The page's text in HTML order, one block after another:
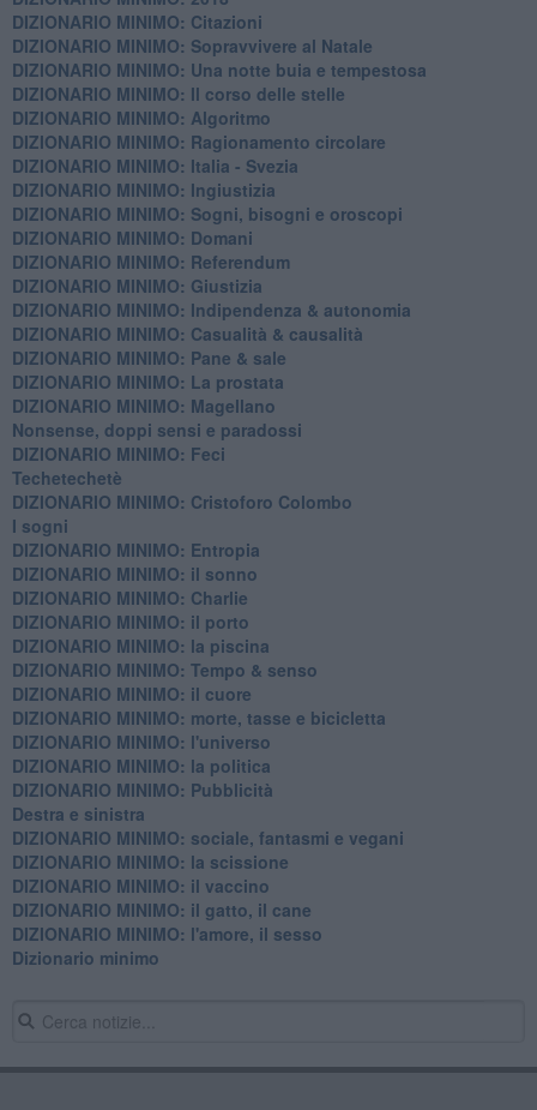
DIZIONARIO MINIMO: Citazioni
DIZIONARIO MINIMO: ​Sopravvivere al Natale
DIZIONARIO MINIMO: ​Una notte buia e tempestosa
DIZIONARIO MINIMO: Il corso delle stelle
DIZIONARIO MINIMO: Algoritmo
DIZIONARIO MINIMO: Ragionamento circolare
DIZIONARIO MINIMO: Italia - Svezia
DIZIONARIO MINIMO: ​Ingiustizia
DIZIONARIO MINIMO: ​Sogni, bisogni e oroscopi
DIZIONARIO MINIMO: Domani
DIZIONARIO MINIMO: Referendum
DIZIONARIO MINIMO: Giustizia
DIZIONARIO MINIMO: ​Indipendenza & autonomia
DIZIONARIO MINIMO: ​Casualità & causalità
​DIZIONARIO MINIMO: Pane & sale
DIZIONARIO MINIMO: La prostata
​DIZIONARIO MINIMO: Magellano
Nonsense, doppi sensi e paradossi
DIZIONARIO MINIMO: Feci
Techetechetè
DIZIONARIO MINIMO: Cristoforo Colombo
I sogni
DIZIONARIO MINIMO: Entropia
DIZIONARIO MINIMO: il sonno
DIZIONARIO MINIMO: Charlie
DIZIONARIO MINIMO: il porto
DIZIONARIO MINIMO: la piscina
DIZIONARIO MINIMO: Tempo & senso
DIZIONARIO MINIMO: il cuore
DIZIONARIO MINIMO: morte, tasse e bicicletta
DIZIONARIO MINIMO: l'universo
DIZIONARIO MINIMO: la politica
DIZIONARIO MINIMO: Pubblicità
Destra e sinistra
DIZIONARIO MINIMO: sociale, fantasmi e vegani
DIZIONARIO MINIMO: la scissione
DIZIONARIO MINIMO: il vaccino
DIZIONARIO MINIMO: il gatto, il cane
DIZIONARIO MINIMO: l'amore, il sesso
Dizionario minimo